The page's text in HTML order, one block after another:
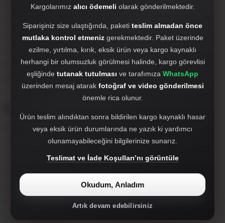
Çırak Dizayn; oto aksesuar, body kit, far setleri, hayalet ekran, PPF,
crakdizayn@gmail.com
Hakkımızda
WhatsApp'tan Hızlı Destek Al
905527980412
Far, Stop ve Sisler
Tampon ve Tampon Setleri
Tampon Ekleri ve Difizörler
Facelift Dönüşüm Setleri
Hayalet Ekran
Kargolarımız alıcı ödemeli olarak gönderilmektedir.
Siparişiniz size ulaştığında, paketi teslim almadan önce
mutlaka kontrol etmenizgerekmektedir. Paket üzerinde
ezilme, yırtılma, kırık, eksik ürün veya kargo kaynaklı
herhangi bir olumsuzluk görülmesi halinde, kargo görevlisi
eşliğinde tutanak tutulması ve tarafımıza WhatsApp
üzerinden mesaj atarak fotoğraf ve video gönderilmesi
önemle rica olunur.
Ürün teslim alındıktan sonra bildirilen kargo kaynaklı hasar
veya eksik ürün durumlarında ne yazık ki yardımcı
olunamayabileceğini bilgilerinize sunarız.
Teslimat ve İade Koşulları’nı görüntüle
Okudum, Anladım
Artık devam edebilirsiniz